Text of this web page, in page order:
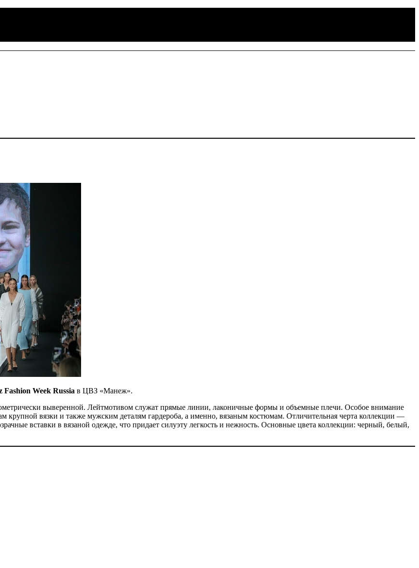
Fashion Week Russia в ЦВЗ «Манеж».
выверенной. Лейтмотивом служат прямые линии, лаконичные формы и объемные плечи. Особое внимание
крупной вязки и также мужским деталям гардероба, а именно, вязаным костюмам. Отличительная черта коллекции —
вставки в вязаной одежде, что придает силуэту легкость и нежность. Основные цвета коллекции: черный, белый,